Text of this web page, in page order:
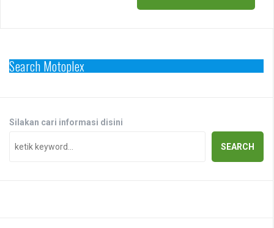
Search Motoplex
Silakan cari informasi disini
SEARCH